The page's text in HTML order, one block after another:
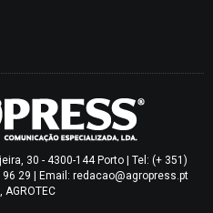
30 - 4300-144 Porto | Tel: (+ 351)
29 | Email: redacao@agropress.pt